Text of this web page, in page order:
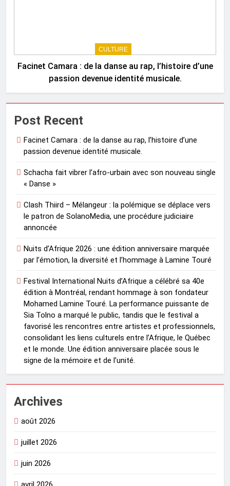
CULTURE
Facinet Camara : de la danse au rap, l’histoire d’une
passion devenue identité musicale.
Post Recent
Facinet Camara : de la danse au rap, l’histoire d’une
passion devenue identité musicale.
Schacha fait vibrer l’afro-urbain avec son nouveau single
« Danse »
Clash Thiird – Mélangeur : la polémique se déplace vers
le patron de SolanoMedia, une procédure judiciaire
annoncée
Nuits d’Afrique 2026 : une édition anniversaire marquée
par l’émotion, la diversité et l’hommage à Lamine Touré
Festival International Nuits d’Afrique a célébré sa 40e
édition à Montréal, rendant hommage à son fondateur
Mohamed Lamine Touré. La performance puissante de
Sia Tolno a marqué le public, tandis que le festival a
favorisé les rencontres entre artistes et professionnels,
consolidant les liens culturels entre l’Afrique, le Québec
et le monde. Une édition anniversaire placée sous le
signe de la mémoire et de l’unité.
Archives
août 2026
juillet 2026
juin 2026